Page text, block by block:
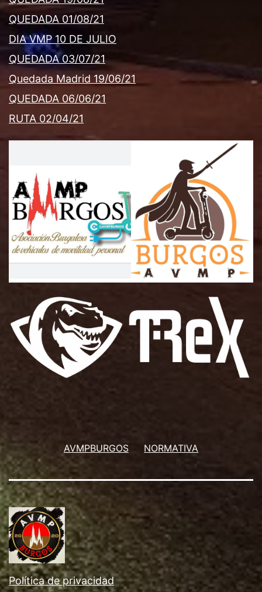
QUEDADA 01/08/21
DIA VMP 10 DE JULIO
QUEDADA 03/07/21
Quedada Madrid 19/06/21
QUEDADA 06/06/21
RUTA 02/04/21
AVMPBURGOS NORMATIVA
Política de privacidad